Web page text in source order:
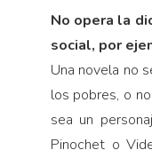
No opera la
social, por
Una novela no
los pobres, o
sea un
Pinochet o